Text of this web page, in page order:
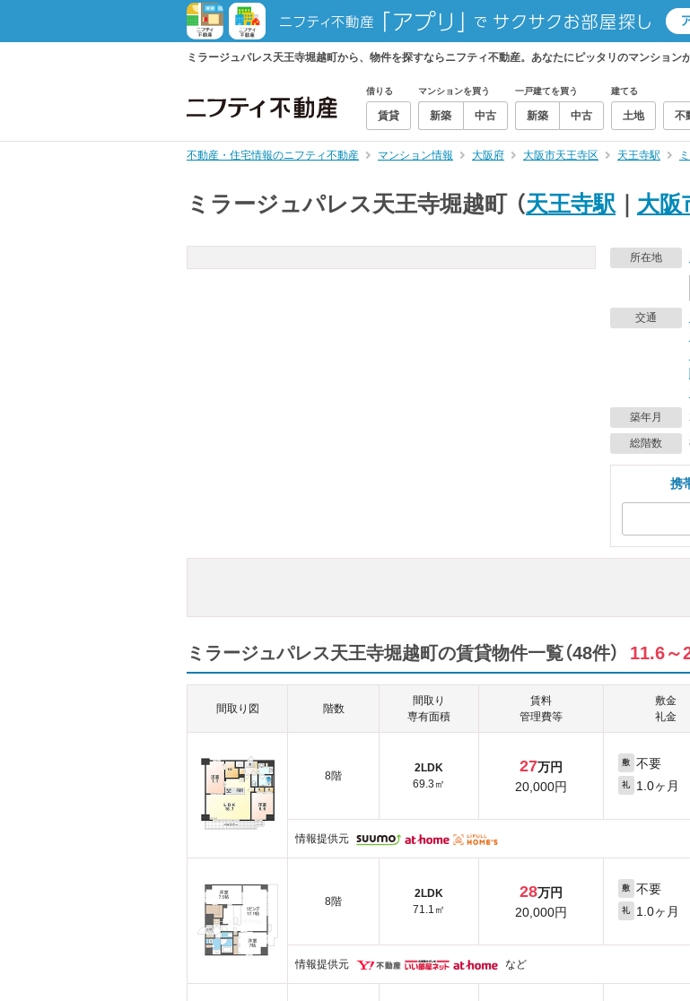
ミラージュパレス天王寺堀越町から、物件を探すならニフティ不動産。あなたにピッタリのマンション
借りる
賃貸
マンションを買う
新築 中古
一戸建てを買う
新築 中古
建てる
土地 不
不動産・住宅情報のニフティ不動産 マンション情報 大阪府 大阪市天王寺区 天王寺駅
ミラージュパレス天王寺堀越町 （天王寺駅 大阪
所在地
交通
築年月
総階数
携
ミラージュパレス天王寺堀越町の賃貸物件一覧（48件） 11.6～
間取り図 階数
間取り
専有面積
賃料
管理費等
敷金
礼金
8階
2LDK
69.3㎡
27万円
20,000円
敷 不要
礼 1.0ヶ月
情報提供元
8階
2LDK
71.1㎡
28万円
20,000円
敷 不要
礼 1.0ヶ月
情報提供元 など